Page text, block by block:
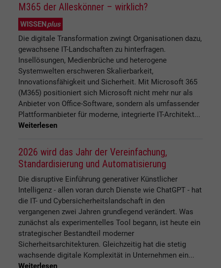
M365 der Alleskönner – wirklich?
WISSENplus
Die digitale Transformation zwingt Organisationen dazu,
gewachsene IT-Landschaften zu hinterfragen.
Insellösungen, Medienbrüche und heterogene
Systemwelten erschweren Skalierbarkeit,
Innovationsfähigkeit und Sicherheit. Mit Microsoft 365
(M365) positioniert sich Microsoft nicht mehr nur als
Anbieter von Office-Software, sondern als umfassender
Plattformanbieter für moderne, integrierte IT-Architekt...
Weiterlesen
2026 wird das Jahr der Vereinfachung,
Standardisierung und Automatisierung
Die disruptive Einführung generativer Künstlicher
Intelligenz - allen voran durch Dienste wie ChatGPT - hat
die IT- und Cybersicherheitslandschaft in den
vergangenen zwei Jahren grundlegend verändert. Was
zunächst als experimentelles Tool begann, ist heute ein
strategischer Bestandteil moderner
Sicherheitsarchitekturen. Gleichzeitig hat die stetig
wachsende digitale Komplexität in Unternehmen ein...
Weiterlesen